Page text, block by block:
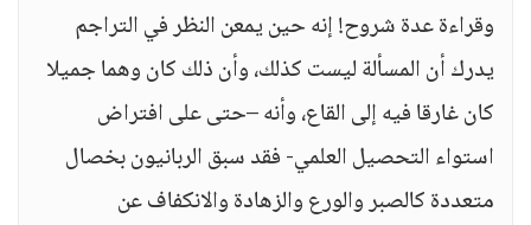
وقراءة عدة شروح! إنه حين يمعن النظر في التراجم
يدرك أن المسألة ليست كذلك، وأن ذلك كان وهما جميلا
كان غارقا فيه إلى القاع، وأنه –حتى على افتراض
استواء التحصيل العلمي- فقد سبق الربانيون بخصال
متعددة كالصبر والورع والزهادة والانكفاف عن